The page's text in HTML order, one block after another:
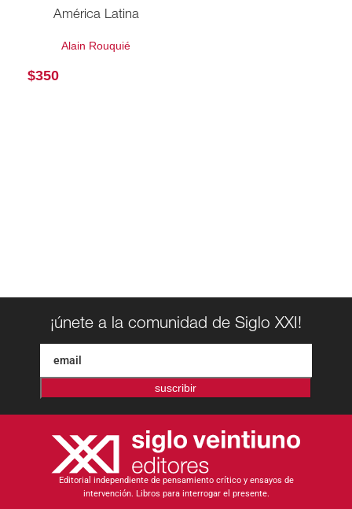
América Latina
Alain Rouquié
$350
¡únete a la comunidad de Siglo XXI!
suscribir
Editorial independiente de pensamiento crítico y ensayos de
intervención. Libros para interrogar el presente.